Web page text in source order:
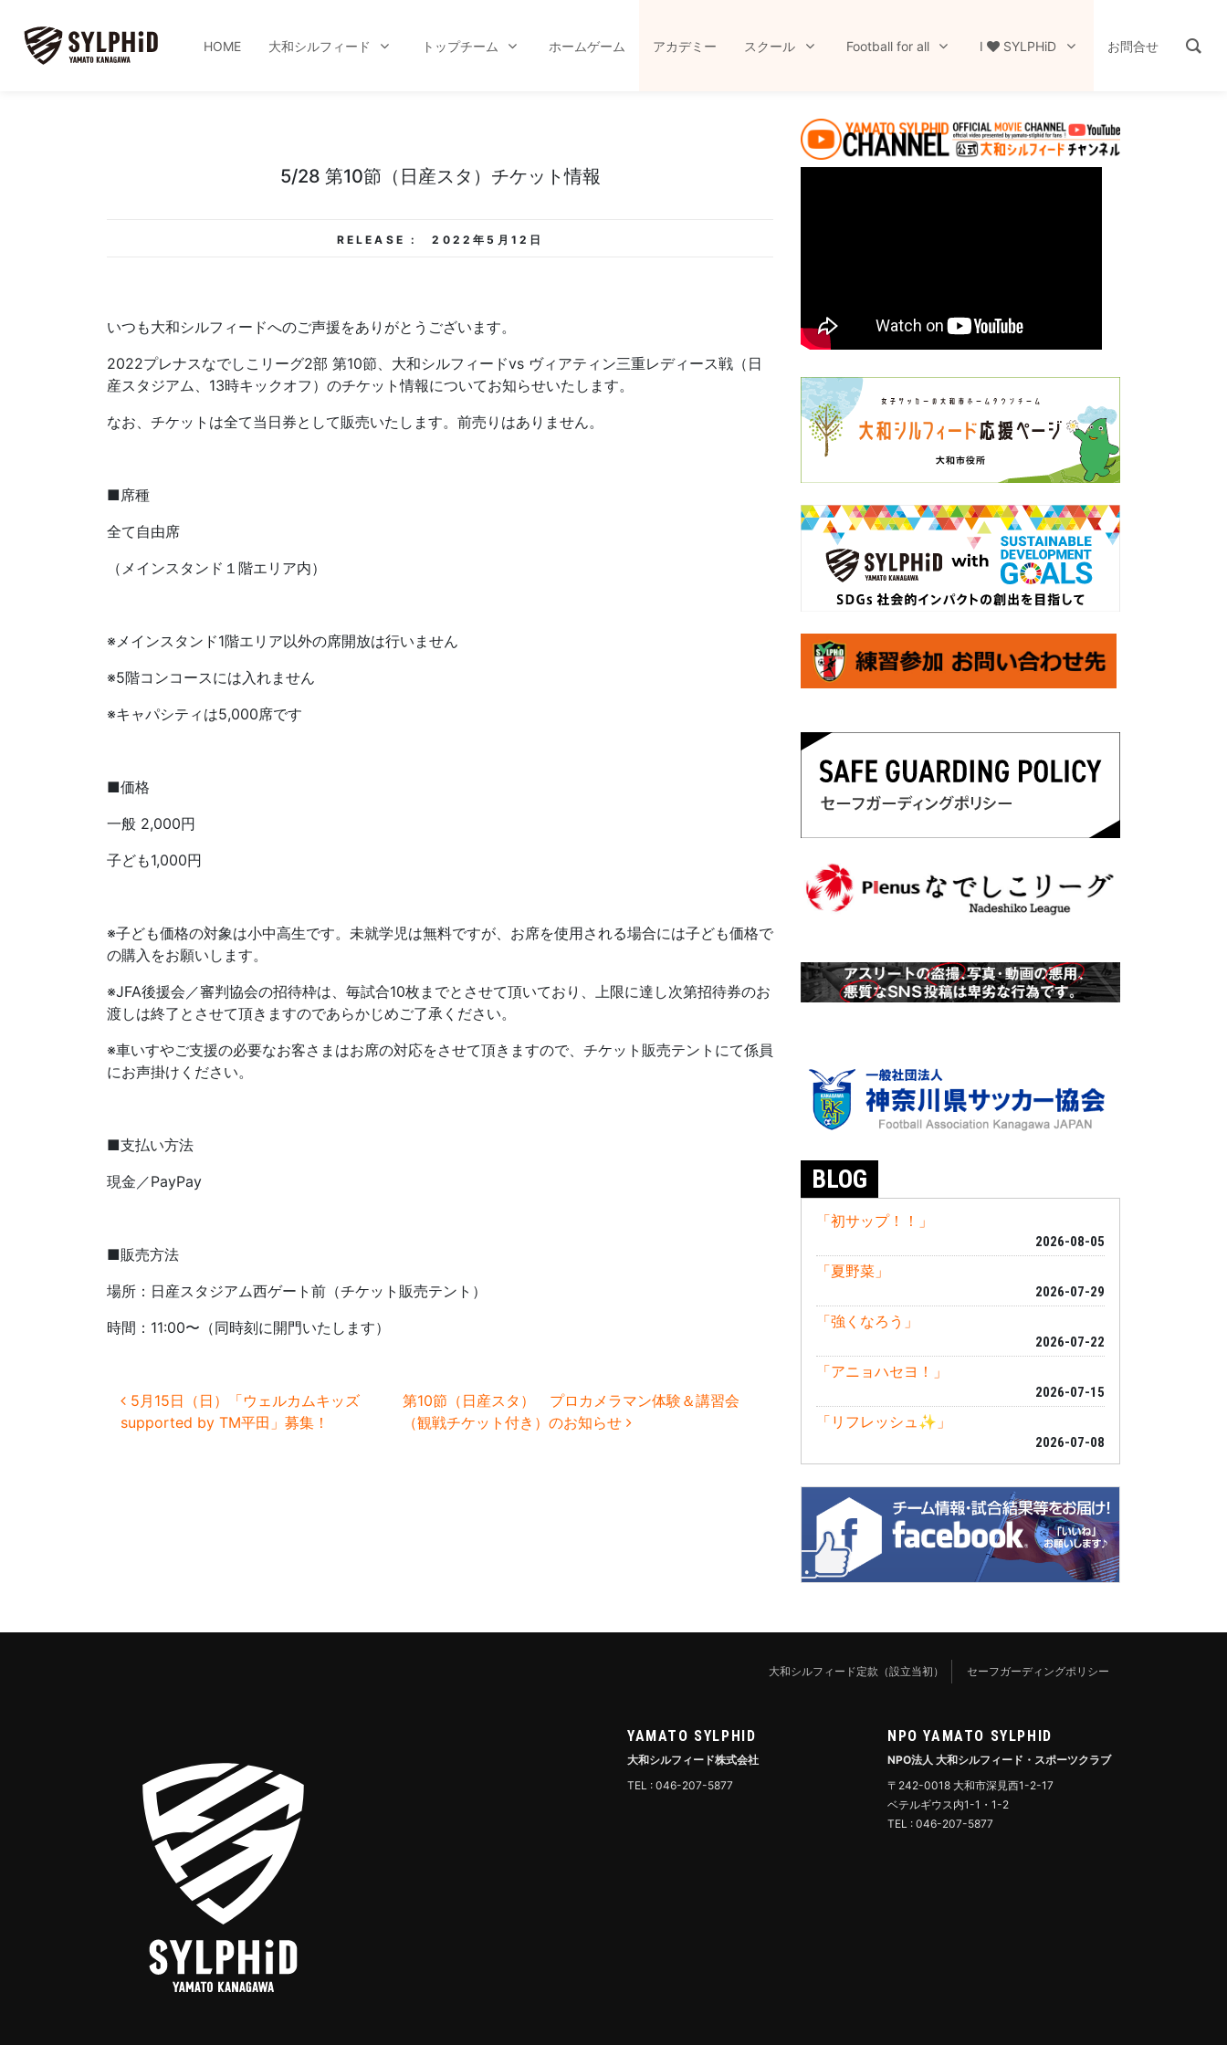
HOME 大和シルフィード トップチーム ホームゲーム アカデミー スクール Football for all I SYLPHiD お問合せ
5/28 第10節（日産スタ）チケット情報
RELEASE : 2022年5月12日
いつも大和シルフィードへのご声援をありがとうございます。
2022プレナスなでしこリーグ2部 第10節、大和シルフィードvs ヴィアティン三重レディース戦（日
産スタジアム、13時キックオフ）のチケット情報についてお知らせいたします。
なお、チケットは全て当日券として販売いたします。前売りはありません。
■席種
全て自由席
（メインスタンド１階エリア内）
※メインスタンド1階エリア以外の席開放は行いません
※5階コンコースには入れません
※キャパシティは5,000席です
■価格
一般 2,000円
子ども1,000円
※子ども価格の対象は小中高生です。未就学児は無料ですが、お席を使用される場合には子ども価格で
の購入をお願いします。
※JFA後援会／審判協会の招待枠は、毎試合10枚までとさせて頂いており、上限に達し次第招待券のお
渡しは終了とさせて頂きますのであらかじめご了承ください。
※車いすやご支援の必要なお客さまはお席の対応をさせて頂きますので、チケット販売テントにて係員
にお声掛けください。
■支払い方法
現金／PayPay
■販売方法
場所：日産スタジアム西ゲート前（チケット販売テント）
時間：11:00〜（同時刻に開門いたします）
投稿ナビゲーション
5月15日（日）「ウェルカムキッズ
supported by TM平田」募集！
第10節（日産スタ） プロカメラマン体験＆講習会
（観戦チケット付き）のお知らせ
BLOG
「初サップ！！」
2026-08-05
「夏野菜」
2026-07-29
「強くなろう」
2026-07-22
「アニョハセヨ！」
2026-07-15
「リフレッシュ✨」
2026-07-08
大和シルフィード定款（設立当初） セーフガーディングポリシー
YAMATO SYLPHID
大和シルフィード株式会社
TEL : 046-207-5877
NPO YAMATO SYLPHID
NPO法人 大和シルフィード・スポーツクラブ
〒242-0018 大和市深見西1-2-17
ベテルギウス内1-1・1-2
TEL : 046-207-5877